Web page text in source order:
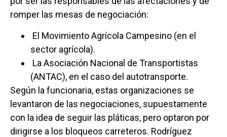
romper las mesas de negociación:
El Movimiento Agrícola Campesino (en el
sector agrícola).
La Asociación Nacional de Transportistas
(ANTAC), en el caso del autotransporte.
Según la funcionaria, estas organizaciones se
levantaron de las negociaciones, supuestamente
con la idea de seguir las pláticas, pero optaron por
dirigirse a los bloqueos carreteros. Rodríguez